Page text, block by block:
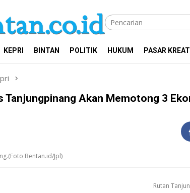
KEPRI BINTAN POLITIK HUKUM PASAR
Tanjungpinang Akan Memotong 3
Bentan.id/Jpl)
Rutan